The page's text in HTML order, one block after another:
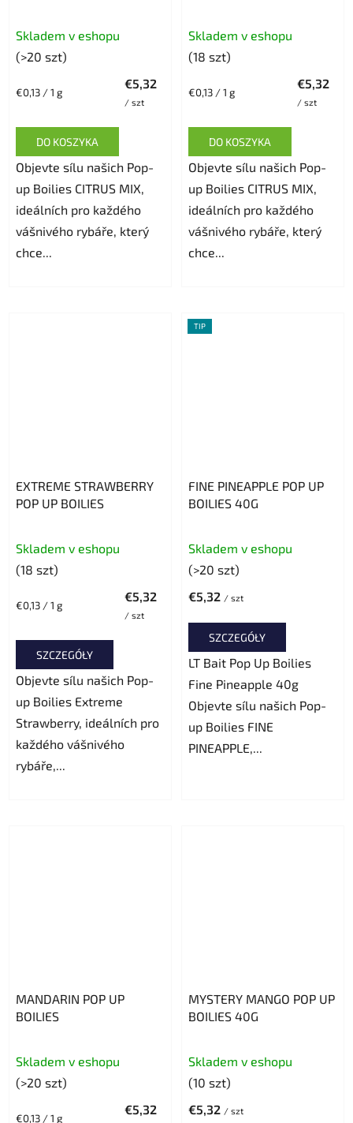
Skladem v eshopu
(>20 szt)
€5,32
/ szt
Cena
€0,13 / 1 g
DO KOSZYKA
Objevte sílu našich Pop-
up Boilies CITRUS MIX,
ideálních pro každého
vášnivého rybáře, který
chce...
Skladem v eshopu
(18 szt)
€5,32
/ szt
Cena
€0,13 / 1 g
DO KOSZYKA
Objevte sílu našich Pop-
up Boilies CITRUS MIX,
ideálních pro každého
vášnivého rybáře, který
chce...
EXTREME STRAWBERRY
POP UP BOILIES
ocena
wynosi
na
5
gwiazdek.
Skladem v eshopu
(18 szt)
€5,32
/ szt
Cena
€0,13 / 1 g
SZCZEGÓŁY
Objevte sílu našich Pop-
up Boilies Extreme
Strawberry, ideálních pro
každého vášnivého
rybáře,...
TIP
FINE PINEAPPLE POP UP
BOILIES 40G
Skladem v eshopu
(>20 szt)
€5,32 / szt
SZCZEGÓŁY
LT Bait Pop Up Boilies
Fine Pineapple 40g
Objevte sílu našich Pop-
up Boilies FINE
PINEAPPLE,...
MANDARIN POP UP
BOILIES
Skladem v eshopu
(>20 szt)
€5,32
Cena
€0,13 / 1 g
MYSTERY MANGO POP UP
BOILIES 40G
Skladem v eshopu
(10 szt)
€5,32 / szt